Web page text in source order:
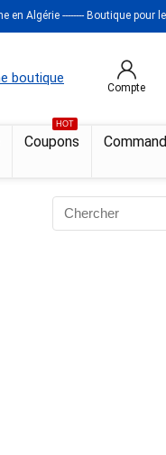
en Algérie -------- Boutique pour
boutique
Compte
HOT
Coupons